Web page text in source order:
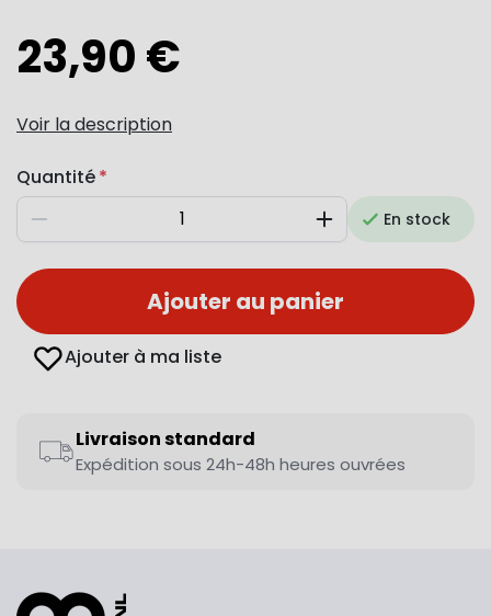
23,90 €
Voir la description
Quantité
Diminuer AugmenterEn stock
Ajouter au panier
Ajouter à ma liste
Livraison standard
Expédition sous 24h-48h heures ouvrées